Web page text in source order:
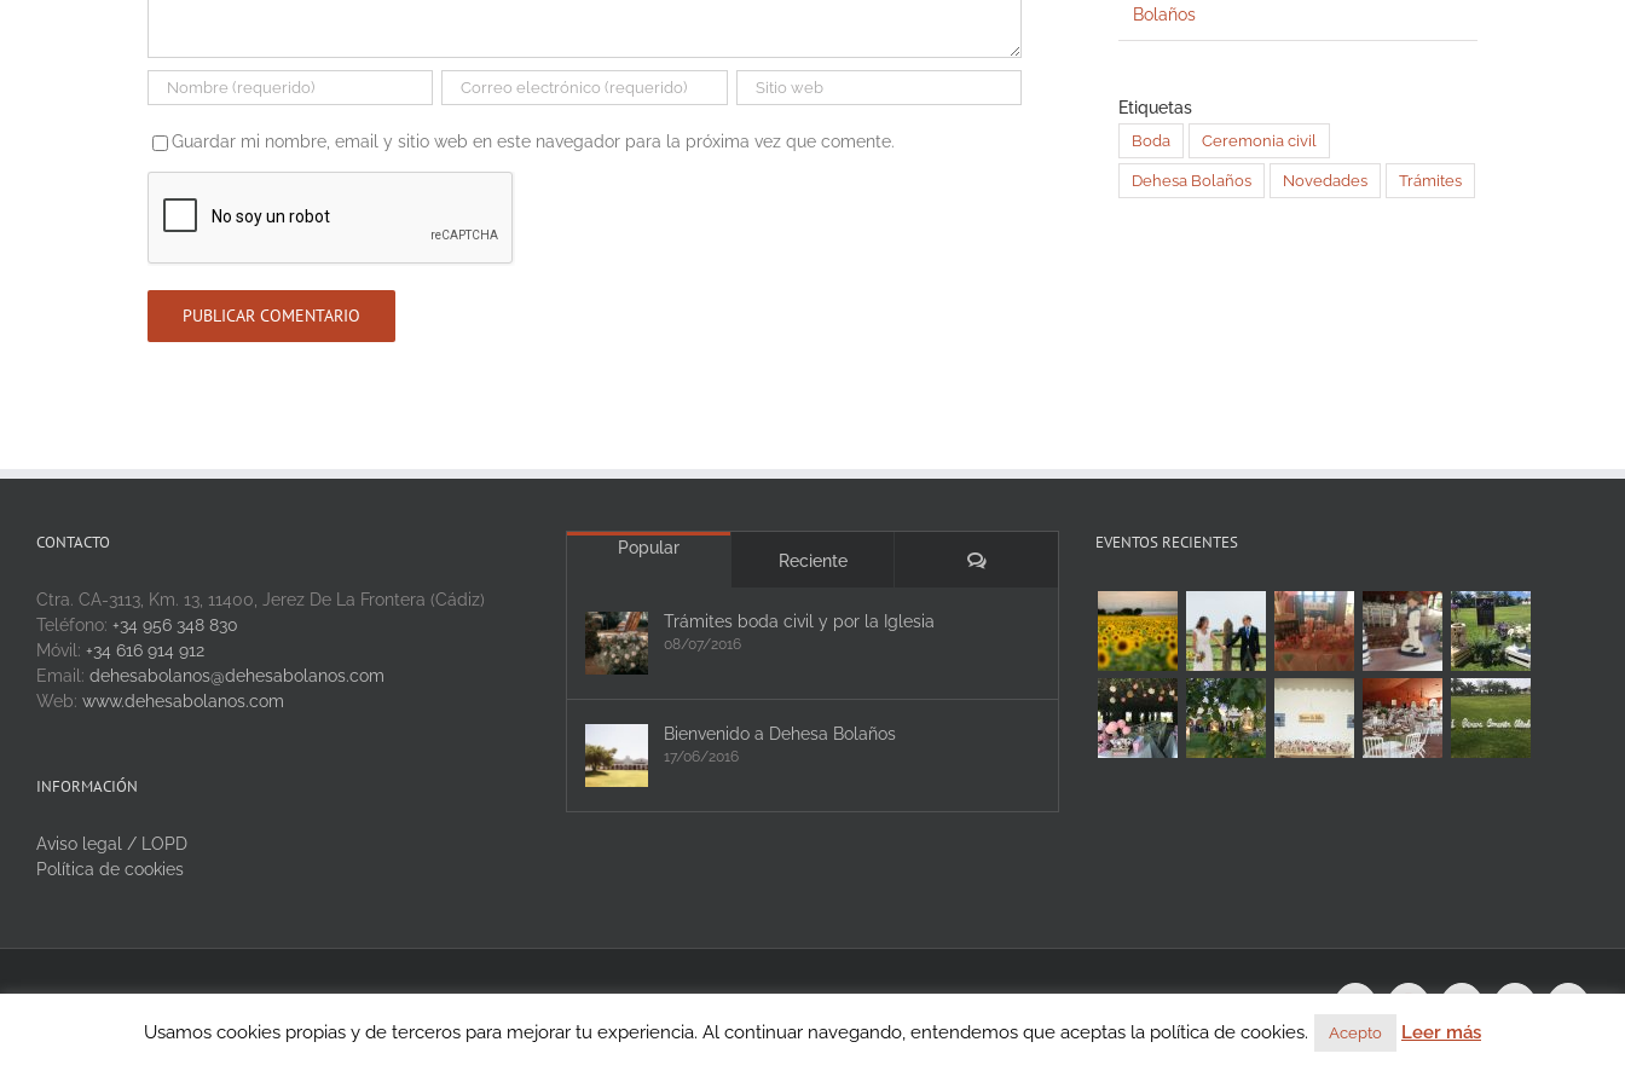
Guardar mi nombre, email y sitio web en este navegador para la próxima vez que comente.
Bolaños
Etiquetas
Boda Ceremonia civil
Dehesa Bolaños Novedades Trámites
CONTACTO
Ctra. CA-3113, Km. 13, 11400, Jerez De La Frontera (Cádiz)
Teléfono: +34 956 348 830
Móvil: +34 616 914 912
Email: dehesabolanos@dehesabolanos.com
Web: www.dehesabolanos.com
INFORMACIÓN
Aviso legal / LOPD
Política de cookies
Popular
Reciente Comentarios
Trámites boda civil y por la Iglesia
08/07/2016
Bienvenido a Dehesa Bolaños
17/06/2016
EVENTOS RECIENTES
Usamos cookies propias y de terceros para mejorar tu experiencia. Al continuar navegando, entendemos que aceptas la política de cookies. Acepto Leer más